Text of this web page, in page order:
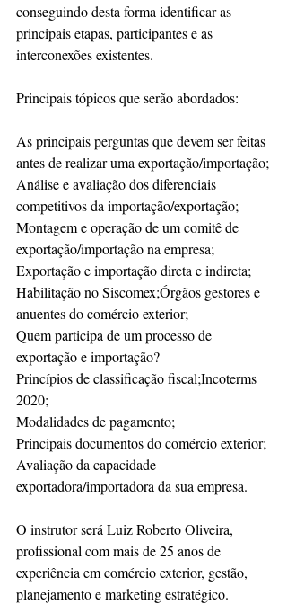
conseguindo desta forma identificar as
principais etapas, participantes e as
interconexões existentes.
Principais tópicos que serão abordados:
As principais perguntas que devem ser feitas
antes de realizar uma exportação/importação;
Análise e avaliação dos diferenciais
competitivos da importação/exportação;
Montagem e operação de um comitê de
exportação/importação na empresa;
Exportação e importação direta e indireta;
Habilitação no Siscomex;Órgãos gestores e
anuentes do comércio exterior;
Quem participa de um processo de
exportação e importação?
Princípios de classificação fiscal;Incoterms
2020;
Modalidades de pagamento;
Principais documentos do comércio exterior;
Avaliação da capacidade
exportadora/importadora da sua empresa.
O instrutor será Luiz Roberto Oliveira,
profissional com mais de 25 anos de
experiência em comércio exterior, gestão,
planejamento e marketing estratégico.